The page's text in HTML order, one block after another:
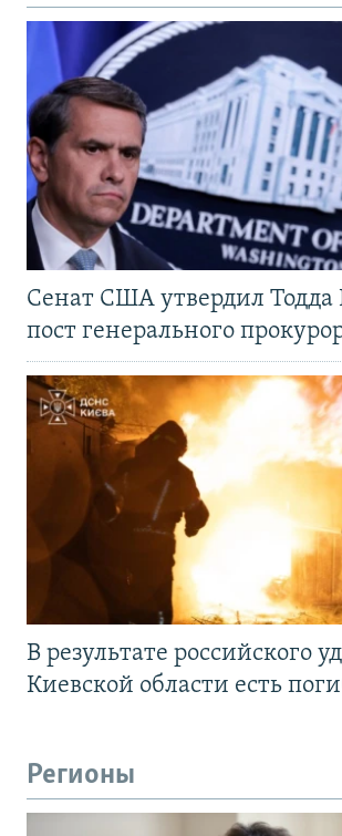
Сенат США утвердил
пост генерального
В результате российского
Киевской области есть
Регионы